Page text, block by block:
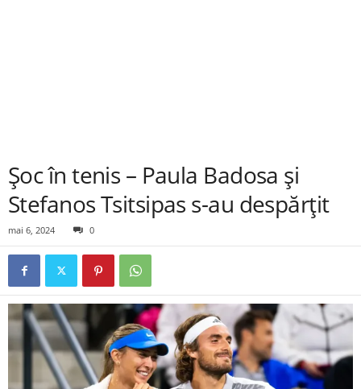
Șoc în tenis – Paula Badosa și
Stefanos Tsitsipas s-au despărțit
mai 6, 2024 0